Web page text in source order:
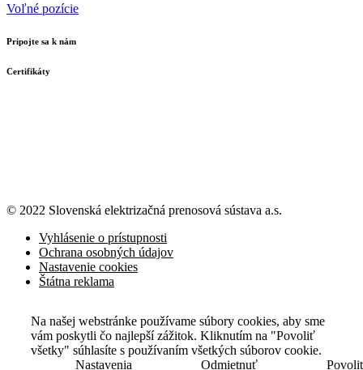
Voľné pozície
Pripojte sa k nám
Certifikáty
© 2022 Slovenská elektrizačná prenosová sústava a.s.
Vyhlásenie o prístupnosti
Ochrana osobných údajov
Nastavenie cookies
Štátna reklama
Na našej webstránke používame súbory cookies, aby sme
vám poskytli čo najlepší zážitok. Kliknutím na "Povoliť
všetky" súhlasíte s používaním všetkých súborov cookie.
Nastavenia
Odmietnuť